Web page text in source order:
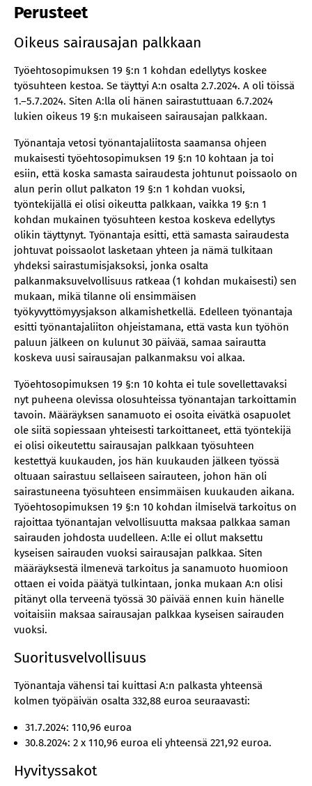
Perusteet
Oikeus sairausajan palkkaan
Työehtosopimuksen 19 §:n 1 kohdan edellytys koskee
työsuhteen kestoa. Se täyttyi A:n osalta 2.7.2024. A oli töissä
1.–5.7.2024. Siten A:lla oli hänen sairastuttuaan 6.7.2024
lukien oikeus 19 §:n mukaiseen sairausajan palkkaan.
Työnantaja vetosi työnantajaliitosta saamansa ohjeen
mukaisesti työehtosopimuksen 19 §:n 10 kohtaan ja toi
esiin, että koska samasta sairaudesta johtunut poissaolo on
alun perin ollut palkaton 19 §:n 1 kohdan vuoksi,
työntekijällä ei olisi oikeutta palkkaan, vaikka 19 §:n 1
kohdan mukainen työsuhteen kestoa koskeva edellytys
olikin täyttynyt. Työnantaja esitti, että samasta sairaudesta
johtuvat poissaolot lasketaan yhteen ja nämä tulkitaan
yhdeksi sairastumisjaksoksi, jonka osalta
palkanmaksuvelvollisuus ratkeaa (1 kohdan mukaisesti) sen
mukaan, mikä tilanne oli ensimmäisen
työkyvyttömyysjakson alkamishetkellä. Edelleen työnantaja
esitti työnantajaliiton ohjeistamana, että vasta kun työhön
paluun jälkeen on kulunut 30 päivää, samaa sairautta
koskeva uusi sairausajan palkanmaksu voi alkaa.
Työehtosopimuksen 19 §:n 10 kohta ei tule sovellettavaksi
nyt puheena olevissa olosuhteissa työnantajan tarkoittamin
tavoin. Määräyksen sanamuoto ei osoita eivätkä osapuolet
ole siitä sopiessaan yhteisesti tarkoittaneet, että työntekijä
ei olisi oikeutettu sairausajan palkkaan työsuhteen
kestettyä kuukauden, jos hän kuukauden jälkeen työssä
oltuaan sairastuu sellaiseen sairauteen, johon hän oli
sairastuneena työsuhteen ensimmäisen kuukauden aikana.
Työehtosopimuksen 19 §:n 10 kohdan ilmiselvä tarkoitus on
rajoittaa työnantajan velvollisuutta maksaa palkkaa saman
sairauden johdosta uudelleen. A:lle ei ollut maksettu
kyseisen sairauden vuoksi sairausajan palkkaa. Siten
määräyksestä ilmenevä tarkoitus ja sanamuoto huomioon
ottaen ei voida päätyä tulkintaan, jonka mukaan A:n olisi
pitänyt olla terveenä työssä 30 päivää ennen kuin hänelle
voitaisiin maksaa sairausajan palkkaa kyseisen sairauden
vuoksi.
Suoritusvelvollisuus
Työnantaja vähensi tai kuittasi A:n palkasta yhteensä
kolmen työpäivän osalta 332,88 euroa seuraavasti:
31.7.2024: 110,96 euroa
30.8.2024: 2 x 110,96 euroa eli yhteensä 221,92 euroa.
Hyvityssakot